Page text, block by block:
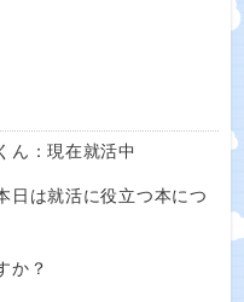
ん：現在就活中
日は就活に役立つ本につ
か？